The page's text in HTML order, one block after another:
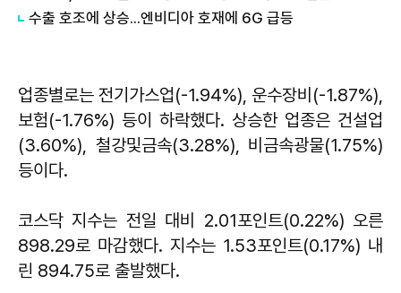
수출 호조에 상승...엔비디아 호재에 6G 급등
업종별로는 전기가스업(-1.94%), 운수장비(-1.87%),
보험(-1.76%) 등이 하락했다. 상승한 업종은 건설업
(3.60%), 철강및금속(3.28%), 비금속광물(1.75%)
등이다.
코스닥 지수는 전일 대비 2.01포인트(0.22%) 오른
898.29로 마감했다. 지수는 1.53포인트(0.17%) 내
린 894.75로 출발했다.